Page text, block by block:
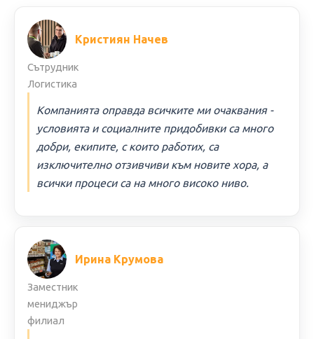
Кристиян Начев
Сътрудник
Логистика
Компанията оправда всичките ми очаквания -
условията и социалните придобивки са много
добри, екипите, с които работих, са
изключително отзивчиви към новите хора, а
всички процеси са на много високо ниво.
Ирина Крумова
Заместник
мениджър
филиал